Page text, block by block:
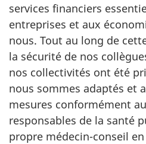
services financiers
entreprises et aux
nous. Tout au long de
la sécurité de nos
nos collectivités ont été
nous sommes adaptés et
mesures conformément
responsables de la santé
propre médecin-conseil